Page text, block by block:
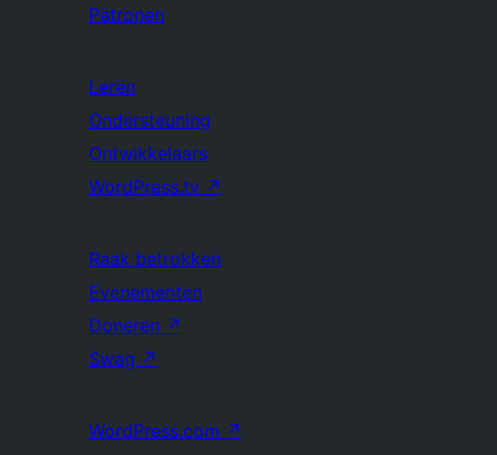
Patronen
Leren
Ondersteuning
Ontwikkelaars
WordPress.tv ↗
Raak betrokken
Evenementen
Doneren ↗
Swag ↗
WordPress.com ↗